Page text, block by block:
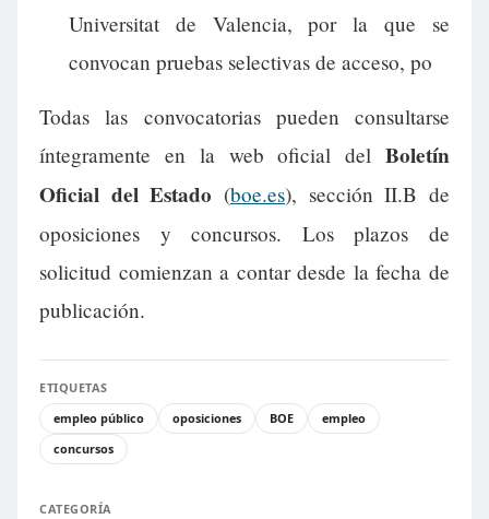
Universitat de Valencia, por la que se
convocan pruebas selectivas de acceso, po
Todas las convocatorias pueden consultarse
íntegramente en la web oficial del Boletín
Oficial del Estado (boe.es), sección II.B de
oposiciones y concursos. Los plazos de
solicitud comienzan a contar desde la fecha de
publicación.
ETIQUETAS
empleo público
oposiciones BOE
empleo
concursos
CATEGORÍA